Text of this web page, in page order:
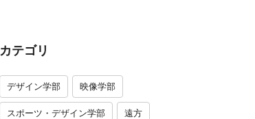
カテゴリ
デザイン学部 映像学部
スポーツ・デザイン学部 遠方